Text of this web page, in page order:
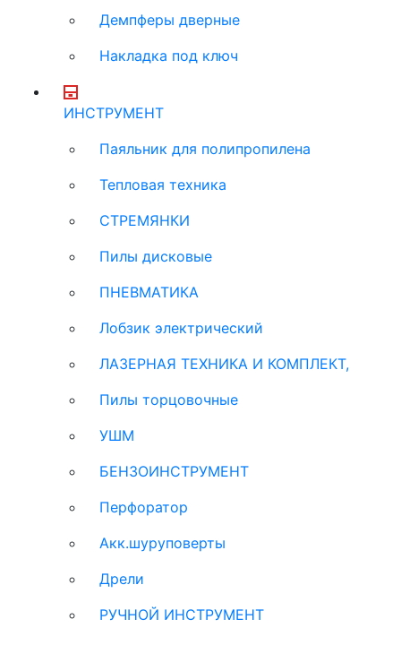
Демпферы дверные
Накладка под ключ
ИНСТРУМЕНТ
Паяльник для полипропилена
Тепловая техника
СТРЕМЯНКИ
Пилы дисковые
ПНЕВМАТИКА
Лобзик электрический
ЛАЗЕРНАЯ ТЕХНИКА И КОМПЛЕКТ,
Пилы торцовочные
УШМ
БЕНЗОИНСТРУМЕНТ
Перфоратор
Акк.шуруповерты
Дрели
РУЧНОЙ ИНСТРУМЕНТ